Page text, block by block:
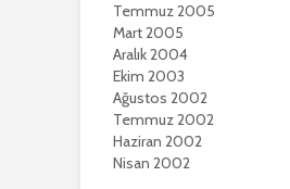
Temmuz 2005
Mart 2005
Aralık 2004
Ekim 2003
Ağustos 2002
Temmuz 2002
Haziran 2002
Nisan 2002